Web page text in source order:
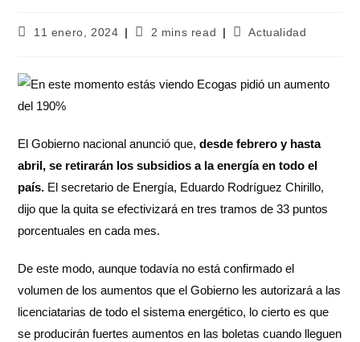
11 enero, 2024 2 mins read Actualidad
El Gobierno nacional anunció que,desde febrero y hasta
abril, se retirarán los subsidios a la energía en todo el
país. El secretario de Energía, Eduardo Rodríguez Chirillo,
dijo que la quita se efectivizará en tres tramos de 33 puntos
porcentuales en cada mes.
De este modo, aunque todavía no está confirmado el
volumen de los aumentos que el Gobierno les autorizará a las
licenciatarias de todo el sistema energético, lo cierto es que
se producirán fuertes aumentos en las boletas cuando lleguen